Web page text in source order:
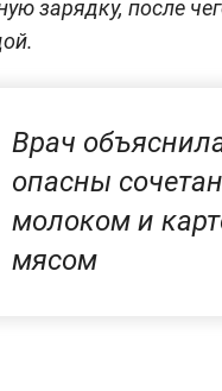
зарядку, после
Врач
опасны
молоком и
мясом